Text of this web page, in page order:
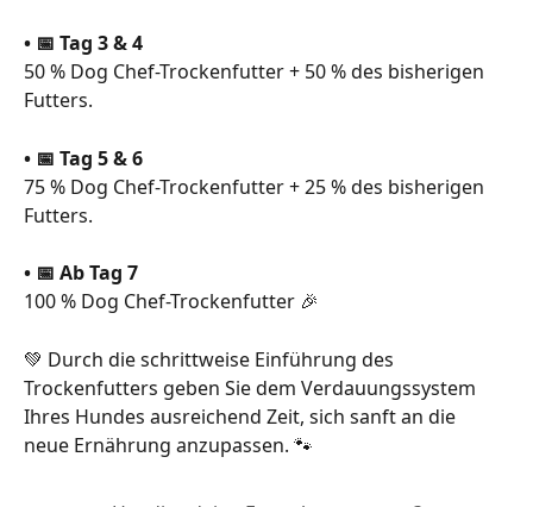
• 📅 Tag 3 & 4
50 % Dog Chef-Trockenfutter + 50 % des bisherigen
Futters.
• 📅 Tag 5 & 6
75 % Dog Chef-Trockenfutter + 25 % des bisherigen
Futters.
• 📅 Ab Tag 7
100 % Dog Chef-Trockenfutter 🎉
💚 Durch die schrittweise Einführung des
Trockenfutters geben Sie dem Verdauungssystem
Ihres Hundes ausreichend Zeit, sich sanft an die
neue Ernährung anzupassen. 🐾